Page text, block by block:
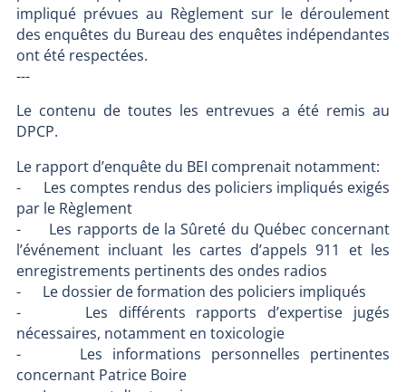
impliqué prévues au Règlement sur le déroulement
des enquêtes du Bureau des enquêtes indépendantes
ont été respectées.
---
Le contenu de toutes les entrevues a été remis au
DPCP.
Le rapport d’enquête du BEI comprenait notamment:
- Les comptes rendus des policiers impliqués exigés
par le Règlement
- Les rapports de la Sûreté du Québec concernant
l’événement incluant les cartes d’appels 911 et les
enregistrements pertinents des ondes radios
- Le dossier de formation des policiers impliqués
- Les différents rapports d’expertise jugés
nécessaires, notamment en toxicologie
- Les informations personnelles pertinentes
concernant Patrice Boire